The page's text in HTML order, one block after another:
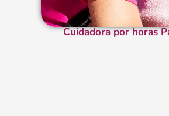
Cuidadora por horas